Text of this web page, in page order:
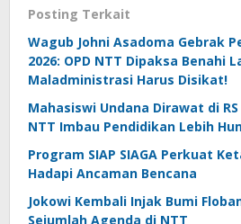
Posting Terkait
Wagub Johni Asadoma Gebrak
2026: OPD NTT Dipaksa Benahi
Maladministrasi Harus Disikat!
Mahasiswi Undana Dirawat di
NTT Imbau Pendidikan Lebih
Program SIAP SIAGA Perkuat
Hadapi Ancaman Bencana
Jokowi Kembali Injak Bumi
Sejumlah Agenda di NTT